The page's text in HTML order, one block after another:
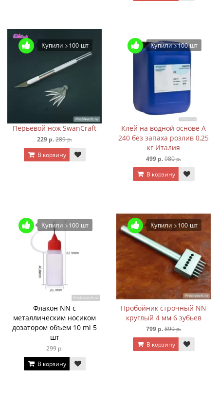
Купили >100 шт
Перьевой нож SwanCraft
229 р.289 р.
В корзину
Купили >100 шт
Клей на водной основе A
240 без запаха розлив 0,25
кг Италия
499 р.980 р.
В корзину
Купили >100 шт
Флакон NN с
металлическим носиком
дозатором объем 10 ml 5
шт
299 р.
В корзину
Купили >100 шт
Пробойник строчный NN
круглый 4 мм 6 зубьев
799 р.899 р.
В корзину